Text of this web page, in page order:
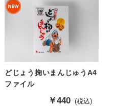
価
格
どじょう掬いまんじゅうA4
ファイル
販
￥440 (税込)